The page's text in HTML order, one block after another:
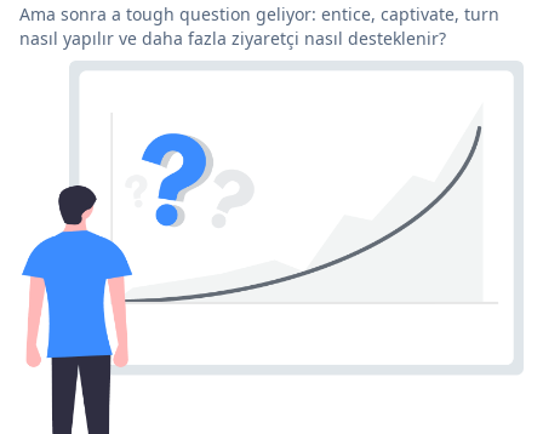
Ama sonra a tough question geliyor: entice, captivate, turn
nasıl yapılır ve daha fazla ziyaretçi nasıl desteklenir?